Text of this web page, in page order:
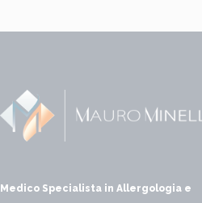
Medico Specialista in Allergologia e